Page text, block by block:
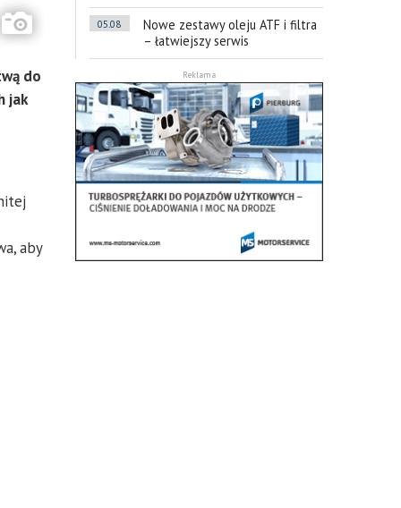
do
jak
aby
05.08
Nowe zestawy oleju ATF i filtra
– łatwiejszy serwis
Reklama